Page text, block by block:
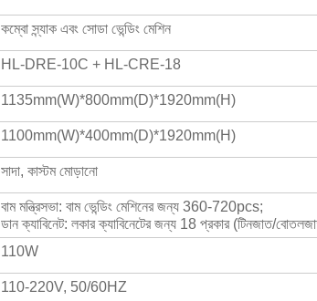
কম্বো স্ন্যাক এবং সোডা ভেন্ডিং মেশিন
HL-DRE-10C + HL-CRE-18
1135mm(W)*800mm(D)*1920mm(H)
1100mm(W)*400mm(D)*1920mm(H)
সাদা, কাস্টম মোড়ানো
বাম মন্ত্রিসভা: বাম ভেন্ডিং মেশিনের জন্য 360-720pcs;
ডান ক্যাবিনেট: লকার ক্যাবিনেটের জন্য 18 প্রকার (টিনজাত/
110W
110-220V, 50/60HZ